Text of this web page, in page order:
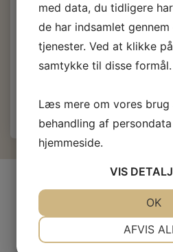
487,00 DKK
389,60 DKKu/Moms )
Firma profil
Kontakt os
Prof-Kunde
med data, du tidligere
de har indsamlet
tjenester. Ved at klikke
samtykke til disse formål.
Læs mere om vores
behandling af
hjemmeside.
VIS
AFVIS
OK